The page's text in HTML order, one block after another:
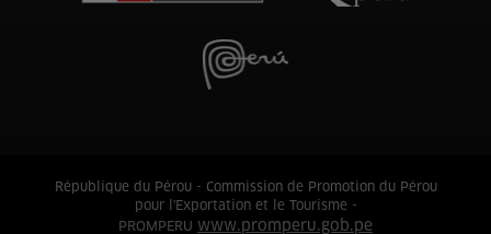
République du Pérou - Commission de Promotion du Pérou
pour l'Exportation et le Tourisme -
PROMPERU www.promperu.gob.pe